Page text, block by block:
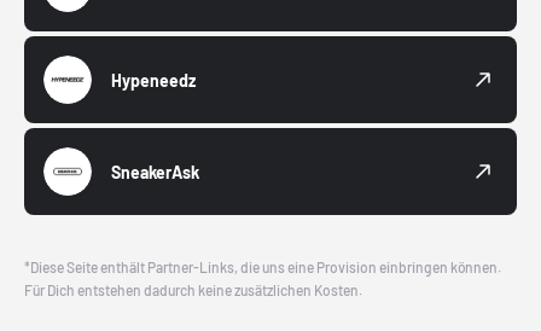
Hypeneedz
SneakerAsk
*Diese Seite enthält Partner-Links, die uns eine Provision einbringen können.
Für Dich entstehen dadurch keine zusätzlichen Kosten.